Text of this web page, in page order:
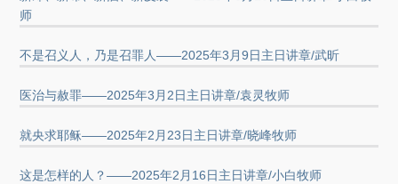
师
不是召义人，乃是召罪人——2025年3月9日主日讲章/武昕
医治与赦罪——2025年3月2日主日讲章/袁灵牧师
就央求耶稣——2025年2月23日主日讲章/晓峰牧师
这是怎样的人？——2025年2月16日主日讲章/小白牧师